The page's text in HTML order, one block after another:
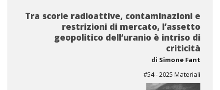
Tra scorie radioattive, contaminazioni e
restrizioni di mercato, l’assetto
geopolitico dell’uranio è intriso di
criticità
di Simone Fant
#54 - 2025 Materiali